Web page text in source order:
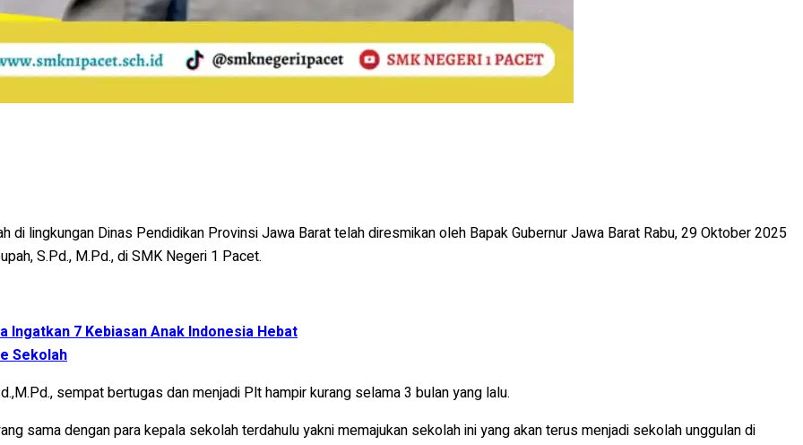
lingkungan Dinas Pendidikan Provinsi Jawa Barat telah diresmikan oleh Bapak Gubernur Jawa Barat Rabu, 29 Oktober 2025
S.Pd., M.Pd., di SMK Negeri 1 Pacet.
Ingatkan 7 Kebiasan Anak Indonesia Hebat
Sekolah
sempat bertugas dan menjadi Plt hampir kurang selama 3 bulan yang lalu.
sama dengan para kepala sekolah terdahulu yakni memajukan sekolah ini yang akan terus menjadi sekolah unggulan di